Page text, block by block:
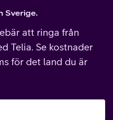
Sverige.
att ringa från
Telia. Se kostnader
för det land du är